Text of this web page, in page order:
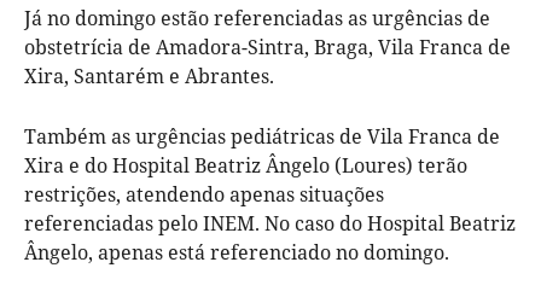
Já no domingo estão referenciadas as urgências de
obstetrícia de Amadora-Sintra, Braga, Vila Franca de
Xira, Santarém e Abrantes.
Também as urgências pediátricas de Vila Franca de
Xira e do Hospital Beatriz Ângelo (Loures) terão
restrições, atendendo apenas situações
referenciadas pelo INEM. No caso do Hospital Beatriz
Ângelo, apenas está referenciado no domingo.